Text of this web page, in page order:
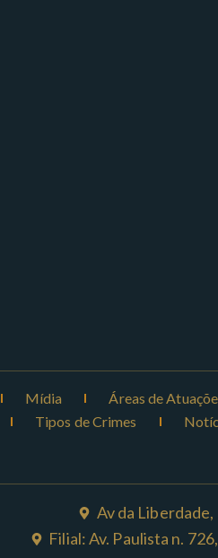
Mídia Áreas de
Tipos de Crimes
Av da Liberdade,
Filial: Av. Paulista n.